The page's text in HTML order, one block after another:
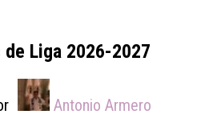
de Liga 2026-2027
Antonio Armero